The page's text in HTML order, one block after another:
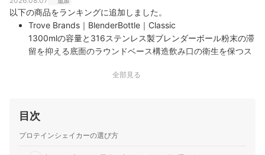
以下の商品をランキングに追加しました。
Trove Brands｜BlenderBottle｜Classic
1300mlの容量と316ステンレス製ブレンダーボール粉末の滞
留を抑える底面のラウンドベース構造飲み口の衛生を保つス
明治｜ザバス｜プロテインシェイカー
最小限に抑えた構造100度までの耐熱性を持つポリプロピレ
全部見る
目次
プロテインシェイカーの選び方